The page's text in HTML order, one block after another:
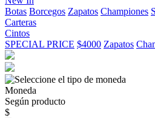
Botas Borcegos Zapatos Championes
Carteras
Cintos
SPECIAL PRICE $4000 Zapatos
Moneda
Según producto
$